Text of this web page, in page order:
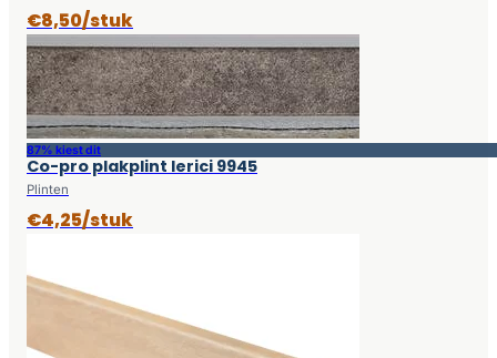
€8,50/stuk
87% kiest dit
Co-pro plakplint lerici 9945
Plinten
€4,25/stuk